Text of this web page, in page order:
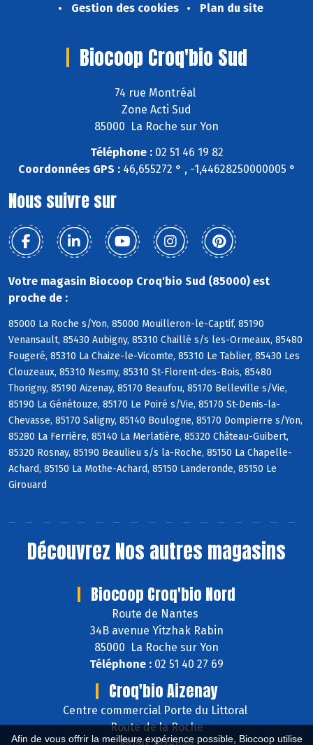
Afin de vous offrir la meilleure expérience possible, Biocoop utilise
Gestion des cookies
Plan du site
Biocoop Croq'bio Sud
74 rue Montréal
Zone Acti Sud
85000 La Roche sur Yon
Téléphone :02 51 46 19 82
Coordonnées GPS :46,655272 ° , -1,44628250000005 °
Nous suivre sur
Votre magasin Biocoop Croq'bio Sud (85000) est
proche de :
85000 La Roche s/Yon, 85000 Mouilleron-le-Captif, 85190
Venansault, 85430 Aubigny, 85310 Chaillé s/s les-Ormeaux, 85480
Fougeré, 85310 La Chaize-le-Vicomte, 85310 Le Tablier, 85430 Les
Clouzeaux, 85310 Nesmy, 85310 St-Florent-des-Bois, 85480
Thorigny, 85190 Aizenay, 85170 Beaufou, 85170 Belleville s/Vie,
85190 La Génétouze, 85170 Le Poiré s/Vie, 85170 St-Denis-la-
Chevasse, 85170 Saligny, 85140 Boulogne, 85170 Dompierre s/Yon,
85280 La Ferrière, 85140 La Merlatière, 85320 Château-Guibert,
85320 Rosnay, 85190 Beaulieu s/s la-Roche, 85150 La Chapelle-
Achard, 85150 La Mothe-Achard, 85150 Landeronde, 85150 Le
Girouard
Découvrez Nos autres magasins
Biocoop Croq'bio Nord
Route de Nantes
34B avenue Yitzhak Rabin
85000 La Roche sur Yon
Téléphone : 02 51 40 27 69
Croq'bio Aizenay
Centre commercial Porte du Littoral
Route de la Roche